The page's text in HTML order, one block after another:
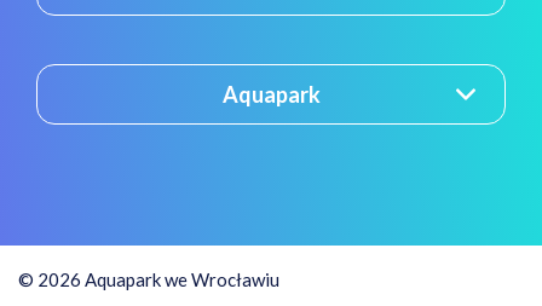
Aquapark
© 2026 Aquapark we Wrocławiu